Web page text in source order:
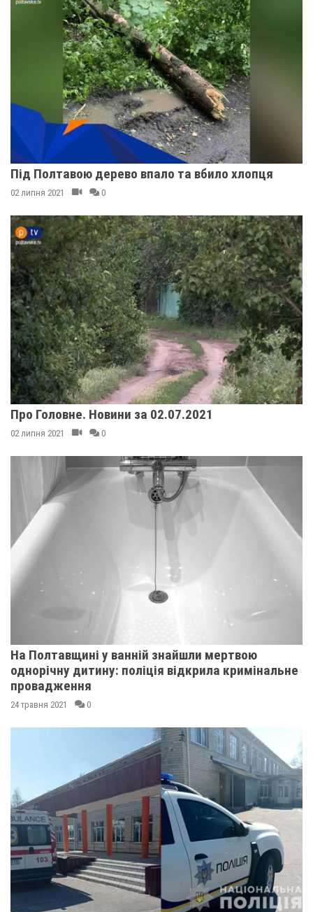
Під Полтавою дерево впало та вбило хлопця
02 липня 2021 0
Про Головне. Новини за 02.07.2021
02 липня 2021 0
На Полтавщині у ванній знайшли мертвою
однорічну дитину: поліція відкрила кримінальне
провадження
24 травня 2021 0